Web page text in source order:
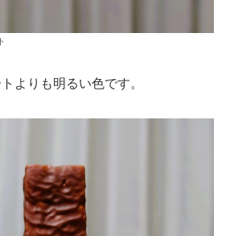
よりも明るい色です。